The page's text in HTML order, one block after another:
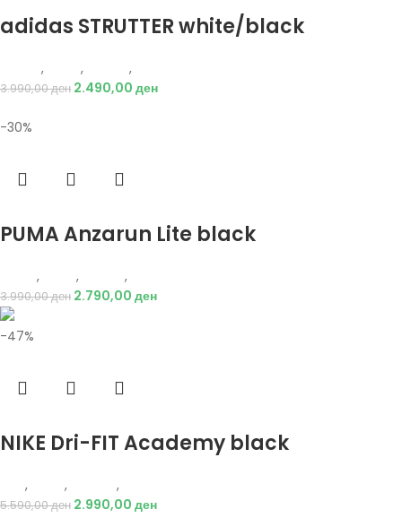
adidas STRUTTER white/black
, , ,
3.990,00ден 2.490,00 ден
-30%
PUMA Anzarun Lite black
, , ,
3.990,00ден 2.790,00 ден
-47%
NIKE Dri-FIT Academy black
, , ,
5.590,00ден 2.990,00 ден